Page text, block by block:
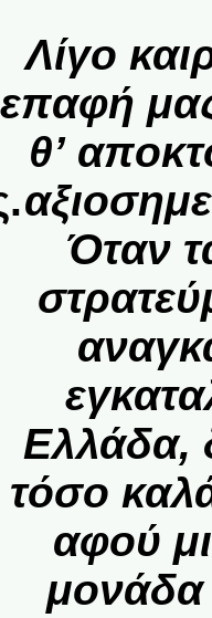
Λίγο
επαφή
θ’
Όταν
Ελλάδα,
τόσο
αφού
μονάδα